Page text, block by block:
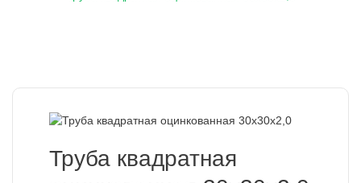
Труба квадратная